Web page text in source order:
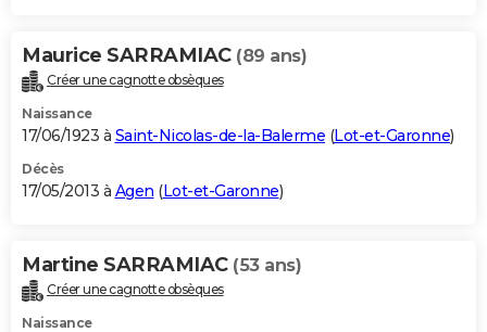
Maurice SARRAMIAC (89 ans)
Créer une cagnotte obsèques
Naissance
17/06/1923 à Saint-Nicolas-de-la-Balerme (Lot-et-Garonne)
Décès
17/05/2013 à Agen (Lot-et-Garonne)
Martine SARRAMIAC (53 ans)
Créer une cagnotte obsèques
Naissance